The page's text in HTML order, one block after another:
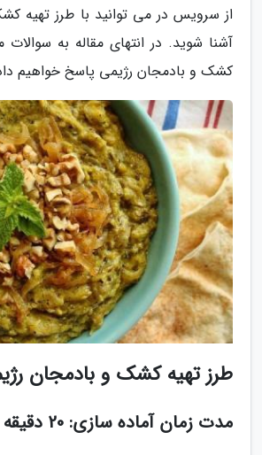
از سرویس در می توانید با طرز تهیه
آشنا شوید. در انتهای مقاله به
کشک و بادمجان رژیمی پاسخ خواهیم
طرز تهیه کشک و بادمجان
مدت زمان آماده سازی: 20 دقیقه